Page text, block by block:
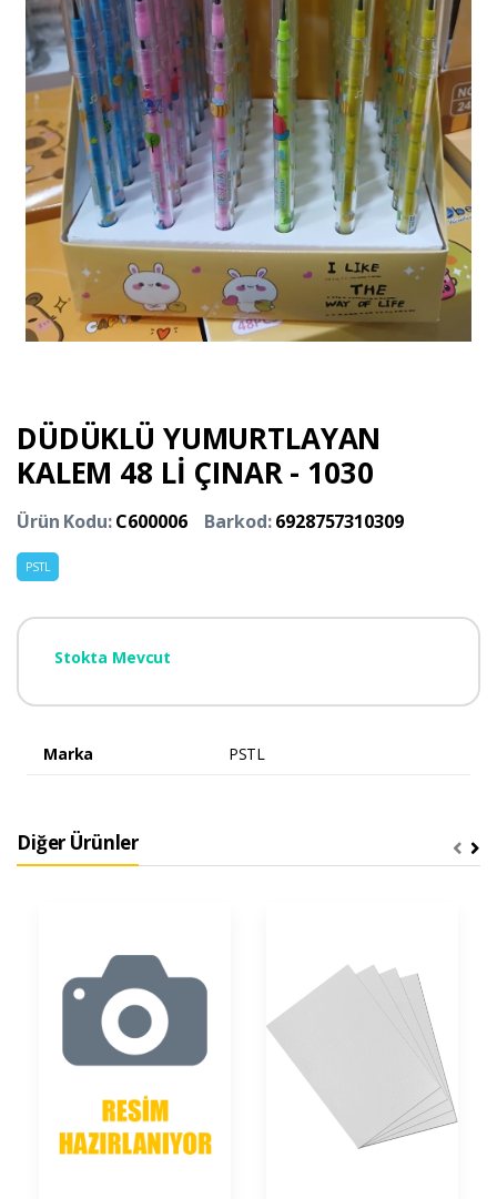
DÜDÜKLÜ YUMURTLAYAN
KALEM 48 Lİ ÇINAR - 1030
Ürün Kodu:C600006 Barkod:6928757310309
PSTL
Stokta Mevcut
Marka PSTL
Diğer Ürünler